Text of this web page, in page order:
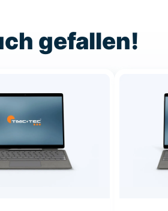
gefallen!